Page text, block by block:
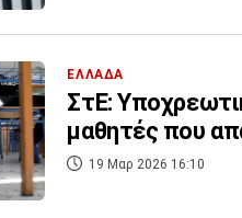
ΕΛΛΑΔΑ
ΣτΕ:
μαθητές που
19 Μαρ 2026 16:10